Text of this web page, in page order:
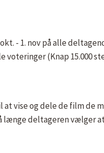
- 1. nov på alle
(Knap 15.000
vise og dele de film de
længe deltageren vælger